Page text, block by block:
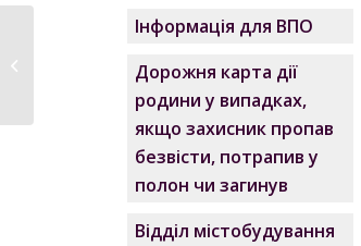
Інформація для ВПО
Дорожня карта дії
родини у випадках,
якщо захисник пропав
безвісти, потрапив у
полон чи загинув
Відділ містобудування
Саф’янівська громада
відзначила День